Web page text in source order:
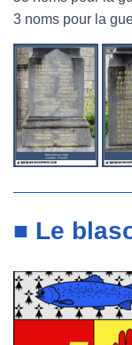
3 noms pour la
■ Le